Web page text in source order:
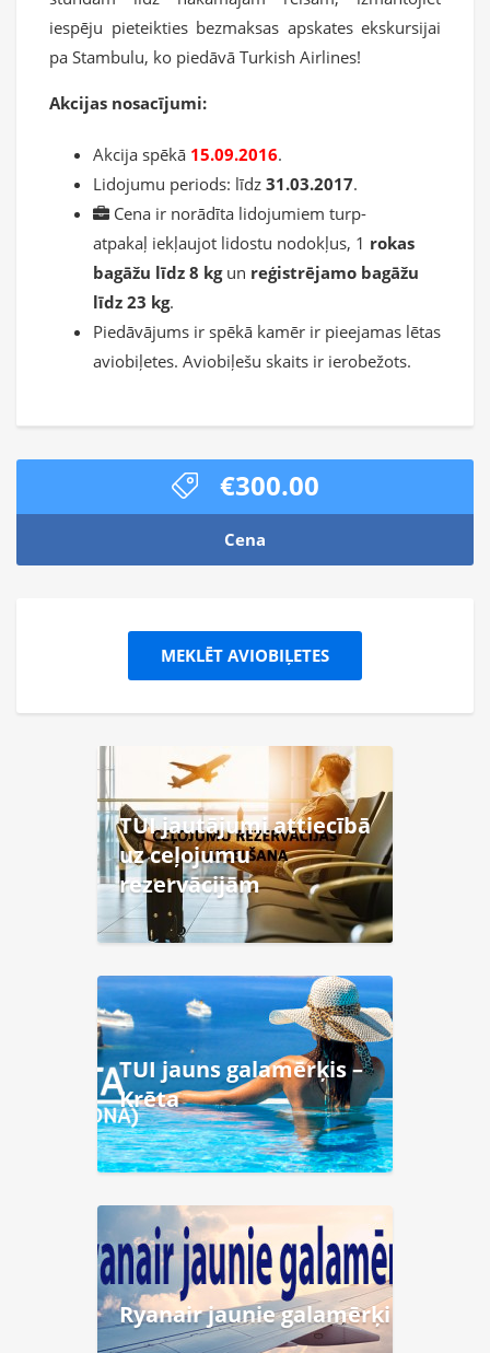
iespēju pieteikties bezmaksas apskates ekskursijai
pa Stambulu, ko piedāvā Turkish Airlines!
Akcijas nosacījumi:
Akcija spēkā 15.09.2016.
Lidojumu periods: līdz 31.03.2017.
Cena ir norādīta lidojumiem turp-
atpakaļ iekļaujot lidostu nodokļus, 1 rokas
bagāžu līdz 8 kgun reģistrējamo bagāžu
līdz 23 kg.
Piedāvājums ir spēkā kamēr ir pieejamas lētas
aviobiļetes. Aviobiļešu skaits ir ierobežots.
€300.00
Cena
MEKLĒT AVIOBIĻETES
TUI jautājumi attiecībā
uz ceļojumu
rezervācijām
TUI jauns galamērķis –
Krēta
Ryanair jaunie galamērķi